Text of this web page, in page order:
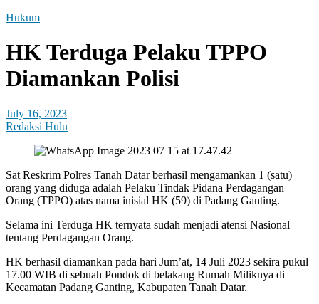
Hukum
HK Terduga Pelaku TPPO
Diamankan Polisi
July 16, 2023
Redaksi Hulu
Sat Reskrim Polres Tanah Datar berhasil mengamankan 1 (satu)
orang yang diduga adalah Pelaku Tindak Pidana Perdagangan
Orang (TPPO) atas nama inisial HK (59) di Padang Ganting.
Selama ini Terduga HK ternyata sudah menjadi atensi Nasional
tentang Perdagangan Orang.
HK berhasil diamankan pada hari Jum’at, 14 Juli 2023 sekira pukul
17.00 WIB di sebuah Pondok di belakang Rumah Miliknya di
Kecamatan Padang Ganting, Kabupaten Tanah Datar.